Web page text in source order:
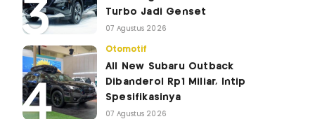
Turbo Jadi Genset
07 Agustus 2026
Otomotif
All New Subaru Outback
Dibanderol Rp1 Miliar, Intip
Spesifikasinya
07 Agustus 2026